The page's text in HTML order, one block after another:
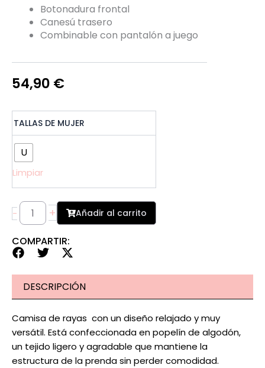
Botonadura frontal
Canesú trasero
Combinable con pantalón a juego
54,90 €
TALLAS DE MUJER
U
Limpiar
-
Rayas
cantidad
+ Añadir al carrito
COMPARTIR:
DESCRIPCIÓN
Camisa de rayas con un diseño relajado y muy
versátil. Está confeccionada en popelín de algodón,
un tejido ligero y agradable que mantiene la
estructura de la prenda sin perder comodidad.